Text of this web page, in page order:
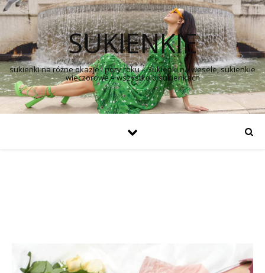
SUKIENKIE
sukienki na różne okazje i pory roku – Sukienki na wesele, sukienkie
wieczorowe – wszystko o sukienkach